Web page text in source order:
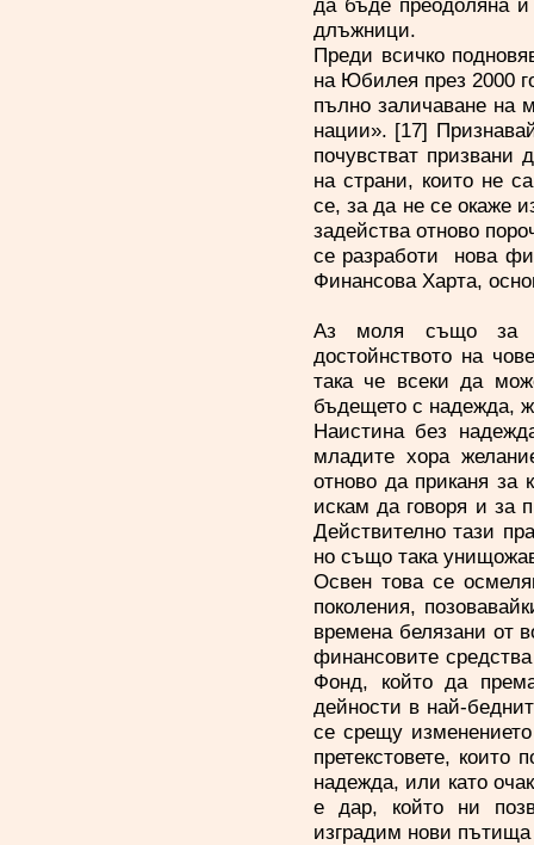
да бъде преодоляна и
длъжници.
Преди всичко
на Юбилея през 2000
пълно заличаване на
нации». [17]
почувстват призвани
на страни, които не
се, за да не се окаже
задейства отново
се разработи нова
Финансова Харта,
Аз моля също за
достойнството на
така че всеки да
бъдещето с надежда,
Наистина без
младите хора
отново да приканя за
искам да говоря и за
Действително тази
но също така
Освен това се
поколения,
времена белязани от
финансовите
Фонд, който да
дейности в най-
се срещу
претекстовете,
надежда, или като
е дар, който ни
изградим нови